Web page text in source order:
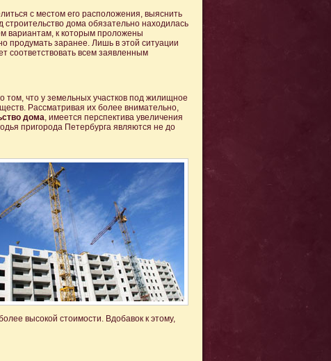
с местом его расположения, выяснить
дома обязательно находилась
вариантам, к которым проложены
продумать заранее. Лишь в этой ситуации
соответствовать всем заявленным
том, что у земельных участков под жилищное
Рассматривая их более внимательно,
дома, имеется перспектива увеличения
пригорода Петербурга являются не до
высокой стоимости. Вдобавок к этому,